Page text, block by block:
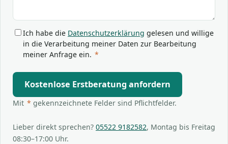
Ich habe die Datenschutzerklärung gelesen und willige
in die Verarbeitung meiner Daten zur Bearbeitung
meiner Anfrage ein. *
Kostenlose Erstberatung anfordern
Mit * gekennzeichnete Felder sind Pflichtfelder.
Lieber direkt sprechen? 05522 9182582, Montag bis Freitag
08:30–17:00 Uhr.